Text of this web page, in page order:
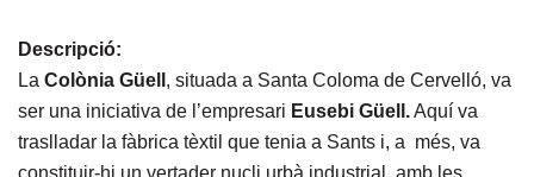
Descripció:
La Colònia Güell , situada a Santa Coloma de Cervelló, va
ser una iniciativa de l’empresari Eusebi Güell.Aquí va
traslladar la fàbrica tèxtil que tenia a Sants i, a més, va
constituir-hi un vertader nucli urbà industrial, amb les